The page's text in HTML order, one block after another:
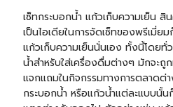
เซ็ทกระบอกน้ำแก้วเก็บความเย็น สิน
เป็นไอเดียในการจัดเซ็ทของพรีเมี่ย
แก้วเก็บความเย็นนั่นเอง ทั้งนี้โดย
น้ำสำหรับใส่เครื่องดื่มต่างๆ มักจะถู
แจกแถมในกิจกรรมทางการตลาด
กระบอกน้ำ หรือแก้วน้ำแต่ละแบบนั้น